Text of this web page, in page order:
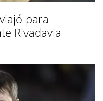
para
Rivadavia